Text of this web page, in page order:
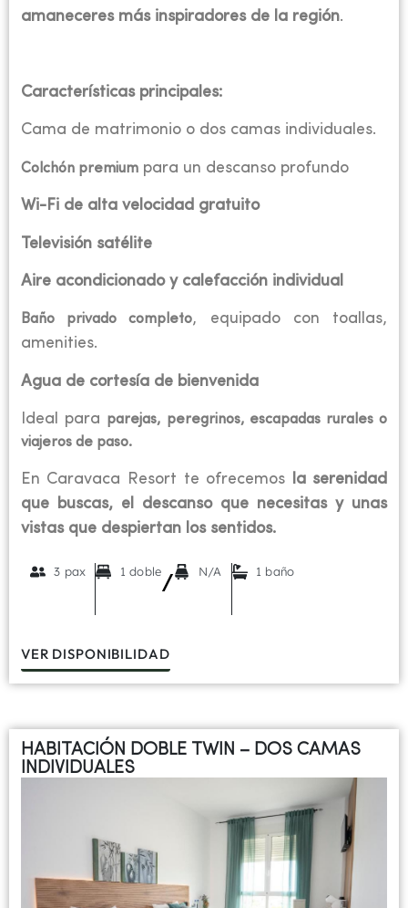
amaneceres más inspiradores de la región.
Características principales:
Cama de matrimonio o dos camas individuales.
Colchón premiumpara un descanso profundo
Wi-Fi de alta velocidad gratuito
Televisión satélite
Aire acondicionado y calefacción individual
Baño privado completo, equipado con toallas,
amenities.
Agua de cortesía de bienvenida
Ideal para parejas, peregrinos, escapadas rurales o
viajeros de paso.
En Caravaca Resort te ofrecemos
la serenidad
que buscas, el descanso que necesitas y unas
vistas que despiertan los sentidos.
3 pax 1 doble
/
N/A 1 baño
VER DISPONIBILIDAD
HABITACIÓN DOBLE TWIN – DOS CAMAS
INDIVIDUALES